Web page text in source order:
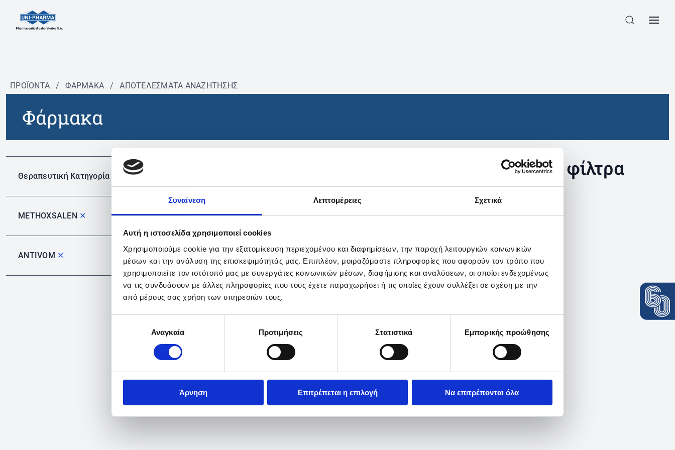
Συναίνεση Λεπτομέρειες Σχετικά
Αυτή η ιστοσελίδα χρησιμοποιεί cookies
Χρησιμοποιούμε cookie για την εξατομίκευση περιεχομένου και διαφημίσεων, την παροχή λειτουργιών κοινωνικών
μέσων και την ανάλυση της επισκεψιμότητάς μας. Επιπλέον, μοιραζόμαστε πληροφορίες που αφορούν τον τρόπο που
χρησιμοποιείτε τον ιστότοπό μας με συνεργάτες κοινωνικών μέσων, διαφήμισης και αναλύσεων, οι οποίοι ενδεχομένως
να τις συνδυάσουν με άλλες πληροφορίες που τους έχετε παραχωρήσει ή τις οποίες έχουν συλλέξει σε σχέση με την
από μέρους σας χρήση των υπηρεσιών τους.
συγκατάθεσηςΑναγκαία Προτιμήσεις Στατιστικά Εμπορικής προώθησης
Άρνηση Επιτρέπεται η επιλογή Να επιτρέπονται όλα
ΠΡΟΪΟΝΤΑ / ΦΆΡΜΑΚΑ / ΑΠΟΤΕΛΕΣΜΑΤΑ ΑΝΑΖΗΤΗΣΗΣ
Φάρμακα
Θεραπευτική Κατηγορία
METHOXSALEN ✕
ANTIVOM ✕
Δεν βρέθηκαν προϊόντα με τα συγκεκριμένα φίλτρα